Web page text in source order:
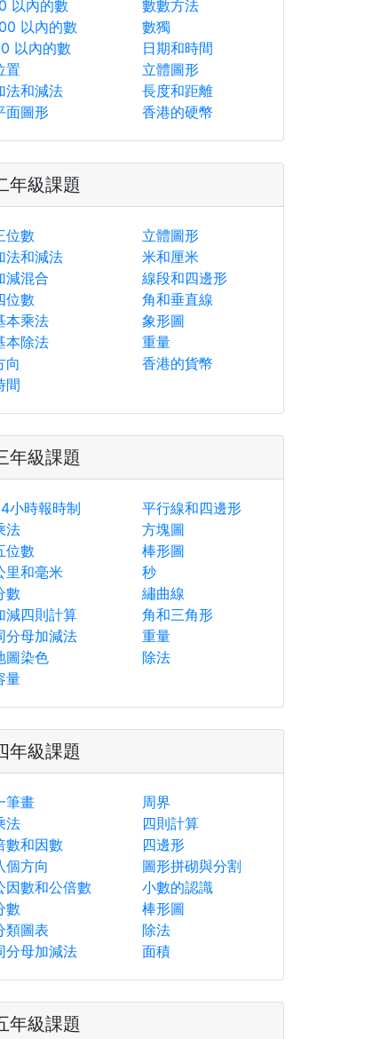
以內的數
以內的數
以內的數
置
法和減法
面圖形
數數方法
數獨
日期和時間
立體圖形
長度和距離
香港的硬幣
年級課題
位數
法和減法
減混合
位數
本乘法
本除法
向
間
立體圖形
米和厘米
線段和四邊形
角和垂直線
象形圖
重量
香港的貨幣
年級課題
小時報時制
法
位數
里和毫米
數
減四則計算
分母加減法
圖染色
量
平行線和四邊形
方塊圖
棒形圖
秒
繡曲線
角和三角形
重量
除法
年級課題
筆畫
法
數和因數
個方向
因數和公倍數
數
類圖表
分母加減法
周界
四則計算
四邊形
圖形拼砌與分割
小數的認識
棒形圖
除法
面積
年級課題